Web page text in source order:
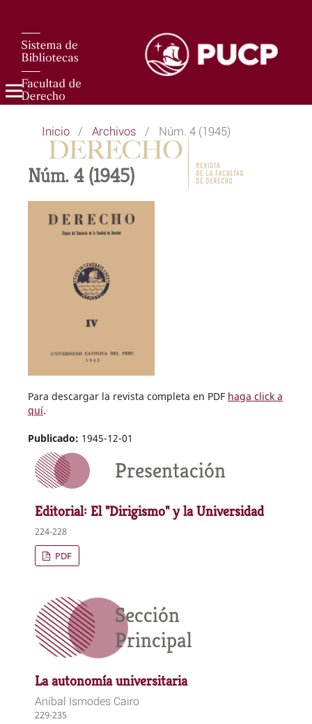
Inicio / Archivos / Núm. 4 (1945)
Núm. 4 (1945)
Para descargar la revista completa en PDF haga click a
quí.
Publicado: 1945-12-01
Presentación
Editorial: El "Dirigismo" y la Universidad
224-228
PDF
Sección
Principal
La autonomía universitaria
Aníbal Ismodes Cairo
229-235